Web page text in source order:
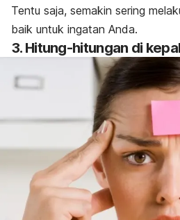
Tentu saja, semakin sering
baik untuk ingatan Anda.
3. Hitung-hitungan di